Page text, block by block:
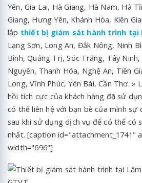
Yên, Gia Lai, Hà Giang, Hà Nam, Hà
Giang, Hưng Yên, Khánh Hòa, Kiên
lắp thiết bị giám sát hành trình tại
Lạng Sơn, Long An, Đắk Nông, Ninh
Bình, Quảng Trị, Sóc Trăng, Tây
Nguyên, Thanh Hóa, Nghệ An, Tiền
Long, Vĩnh Phúc, Yên Bái, Cần Thơ. »
hồi tích cực của khách hàng đã sử
có thể liên hệ với bạn bè của mình sự
sau khi sử dụng dịch vụ để có thể có
nhất. [caption id="attachment_1741"
width="696"]